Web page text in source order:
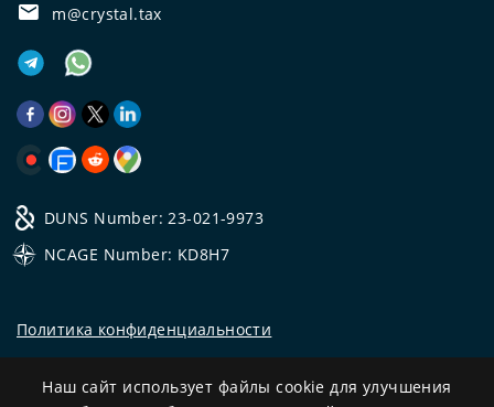
m@crystal.tax
DUNS Number: 23-021-9973
NCAGE Number: KD8H7
Политика конфиденциальности
Наш сайт использует файлы cookie для улучшения